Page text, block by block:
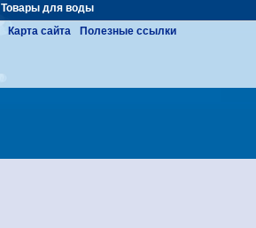
Товары для воды
Карта сайта Полезные ссылки